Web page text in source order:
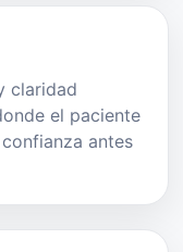
claridad
el paciente
antes